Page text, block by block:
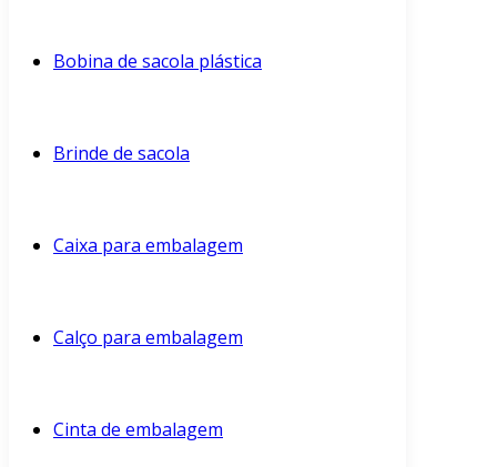
Bobina de sacola plástica
Brinde de sacola
Caixa para embalagem
Calço para embalagem
Cinta de embalagem